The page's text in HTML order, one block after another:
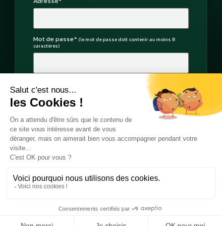
Mot de passe* (le mot de passe doit contenir au moins 8
caractères)
Créer mon compte
Se connecter